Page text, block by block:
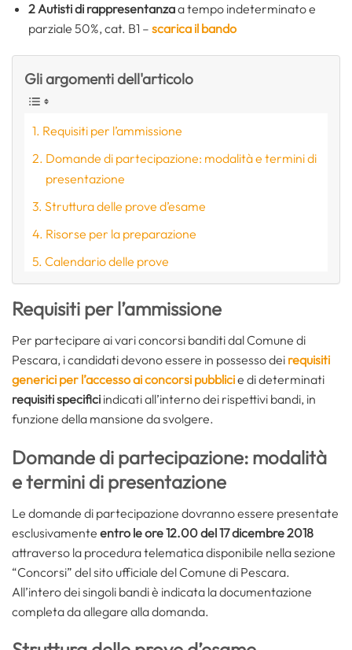
2 Autisti di rappresentanzaa tempo indeterminato e
parziale 50%, cat. B1 – scarica il bando
Gli argomenti dell'articolo
Requisiti per l’ammissione
Domande di partecipazione: modalità e termini di
presentazione
Struttura delle prove d’esame
Risorse per la preparazione
Calendario delle prove
Requisiti per l’ammissione
Per partecipare ai vari concorsi banditi dal Comune di
Pescara, i candidati devono essere in possesso dei requisiti
generici per l’accesso ai concorsi pubblicie di determinati
requisiti specifici indicati all’interno dei rispettivi bandi, in
funzione della mansione da svolgere.
Domande di partecipazione: modalità
e termini di presentazione
Le domande di partecipazione dovranno essere presentate
esclusivamente entro le ore 12.00 del 17 dicembre 2018
attraverso la procedura telematica disponibile nella sezione
“Concorsi” del sito ufficiale del Comune di Pescara.
All’intero dei singoli bandi è indicata la documentazione
completa da allegare alla domanda.